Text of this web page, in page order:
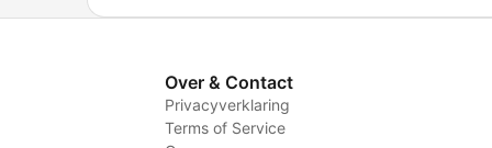
Over & Contact
Privacyverklaring
Terms of Service